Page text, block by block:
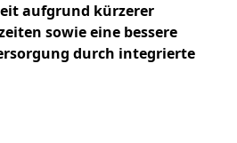
aufgrund kürzerer
sowie eine bessere
durch integrierte